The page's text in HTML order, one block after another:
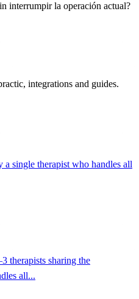
interrumpir la operación actual?
integrations and guides.
single therapist who handles all
therapists sharing the
all...